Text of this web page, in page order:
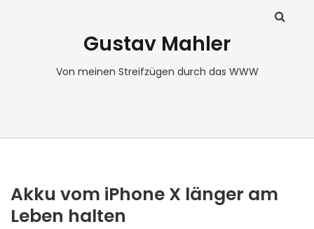
Gustav Mahler
Von meinen Streifzügen durch das WWW
Akku vom iPhone X länger am
Leben halten